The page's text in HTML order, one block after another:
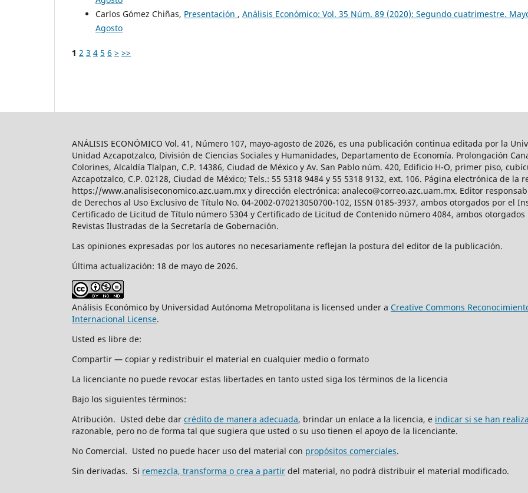
Carlos Gómez Chiñas, Presentación , Análisis Económico: Vol. 35 Núm. 89 (2020): Segundo cuatrimestre.
Agosto
1 2 3 4 5 6 > >>
ANÁLISIS ECONÓMICO Vol. 41, Número 107, mayo-agosto de 2026, es una publicación continua editada por la
Unidad Azcapotzalco, División de Ciencias Sociales y Humanidades, Departamento de Economía. Prolongación
Colorines, Alcaldía Tlalpan, C.P. 14386, Ciudad de México y Av. San Pablo núm. 420, Edificio H-O, primer piso,
Azcapotzalco, C.P. 02128, Ciudad de México; Tels.: 55 5318 9484 y 55 5318 9132, ext. 106. Página electrónica de la
https://www.analisiseconomico.azc.uam.mx y dirección electrónica: analeco@correo.azc.uam.mx. Editor
de Derechos al Uso Exclusivo de Título No. 04-2002-070213050700-102, ISSN 0185-3937, ambos otorgados por el
Certificado de Licitud de Título número 5304 y Certificado de Licitud de Contenido número 4084, ambos
Revistas Ilustradas de la Secretaría de Gobernación.
Las opiniones expresadas por los autores no necesariamente reflejan la postura del editor de la publicación.
Última actualización: 18 de mayo de 2026.
Análisis Económico by Universidad Autónoma Metropolitana is licensed under a Creative Commons
Internacional License.
Usted es libre de:
Compartir — copiar y redistribuir el material en cualquier medio o formato
La licenciante no puede revocar estas libertades en tanto usted siga los términos de la licencia
Bajo los siguientes términos:
Atribución. Usted debe dar crédito de manera adecuada, brindar un enlace a la licencia, e indicar si se han
razonable, pero no de forma tal que sugiera que usted o su uso tienen el apoyo de la licenciante.
No Comercial. Usted no puede hacer uso del material con propósitos comerciales.
Sin derivadas. Si remezcla, transforma o crea a partir del material, no podrá distribuir el material modificado.